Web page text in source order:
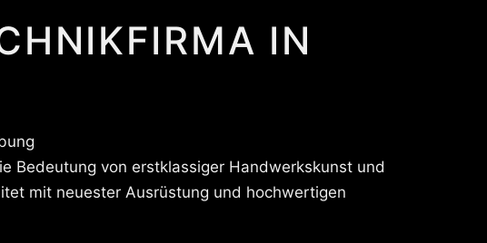
IN
Bedeutung von erstklassiger Handwerkskunst und
mit neuester Ausrüstung und hochwertigen